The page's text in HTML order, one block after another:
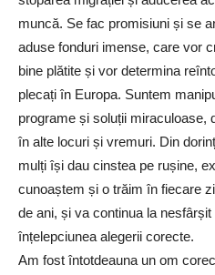
muncă. Se fac promisiuni și se
aduse fonduri imense, care vor
bine plătite și vor determina
plecați în Europa. Suntem
programe și soluții miraculoase,
în alte locuri și vremuri. Din
mulți își dau cinstea pe rușine,
cunoaștem și o trăim în fiecare
de ani, și va continua la
înțelepciunea alegerii corecte.
Am fost întotdeauna un om